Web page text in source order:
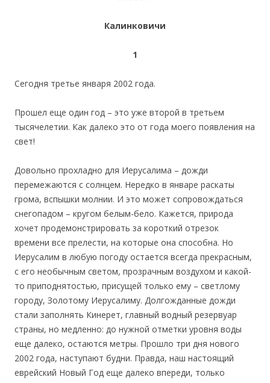
Калинковичи
1
Сегодня третье января 2002 года.
Прошел еще один год – это уже второй в третьем
тысячелетии. Как далеко это от года моего появления на
свет!
Довольно прохладно для Иерусалима – дожди
перемежаются с солнцем. Нередко в январе раскаты
грома, вспышки молнии. И это может сопровождаться
снегопадом – кругом белым-бело. Кажется, природа
хочет продемонстрировать за короткий отрезок
времени все прелести, на которые она способна. Но
Иерусалим в любую погоду остается всегда прекрасным,
с его необычным светом, прозрачным воздухом и какой-
то приподнятостью, присущей только ему – светлому
городу, Золотому Иерусалиму. Долгожданные дожди
стали заполнять Кинерет, главный водный резервуар
страны, но медленно: до нужной отметки уровня воды
еще далеко, остаются метры. Прошло три дня нового
2002 года, наступают будни. Правда, наш настоящий
еврейский Новый Год еще далеко впереди, только